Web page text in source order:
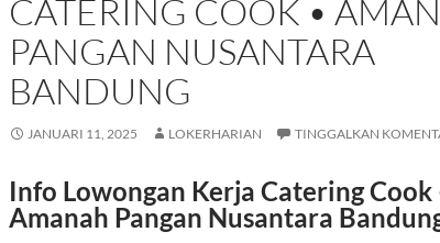
CATERING COOK •
PANGAN NUSANTARA
BANDUNG
JANUARI 11, 2025 LOKERHARIAN TINGGALKAN
Info Lowongan Kerja Catering Cook
Amanah Pangan Nusantara